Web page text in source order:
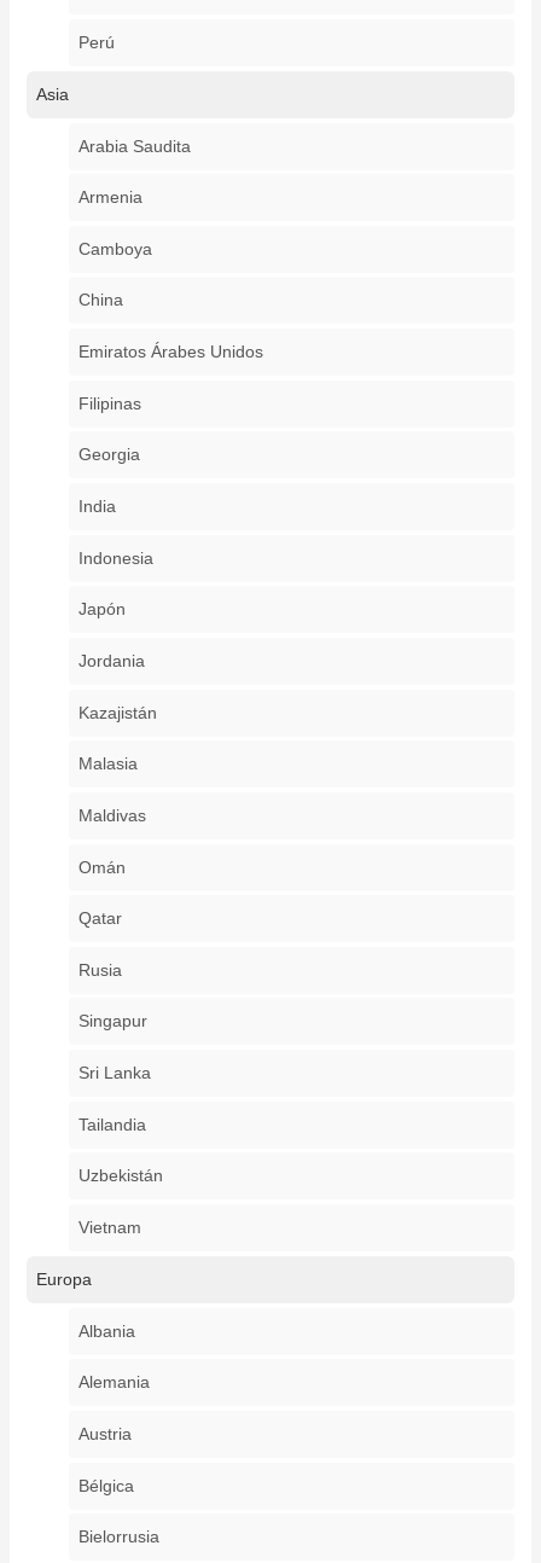
Perú
Asia
Arabia Saudita
Armenia
Camboya
China
Emiratos Árabes Unidos
Filipinas
Georgia
India
Indonesia
Japón
Jordania
Kazajistán
Malasia
Maldivas
Omán
Qatar
Rusia
Singapur
Sri Lanka
Tailandia
Uzbekistán
Vietnam
Europa
Albania
Alemania
Austria
Bélgica
Bielorrusia